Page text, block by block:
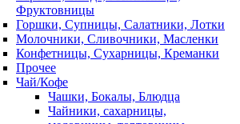
Фруктовницы
Горшки, Супницы, Салатники, Лотки
Молочники, Сливочники, Масленки
Конфетницы, Сухарницы, Креманки
Прочее
Чай/Кофе
Чашки, Бокалы, Блюдца
Чайники, сахарницы,